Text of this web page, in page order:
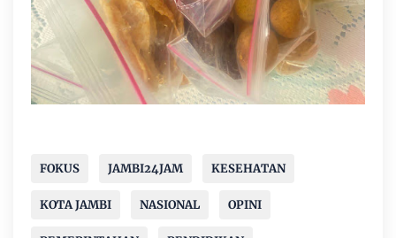
FOKUS JAMBI24JAM KESEHATAN
KOTA JAMBI NASIONAL OPINI